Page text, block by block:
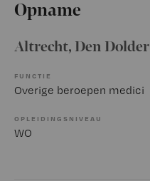
Opname
Altrecht, Den Dolder
FUNCTIE
Overige beroepen medici
OPLEIDINGSNIVEAU
WO